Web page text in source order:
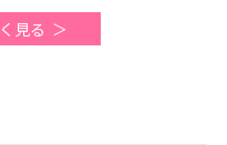
見る